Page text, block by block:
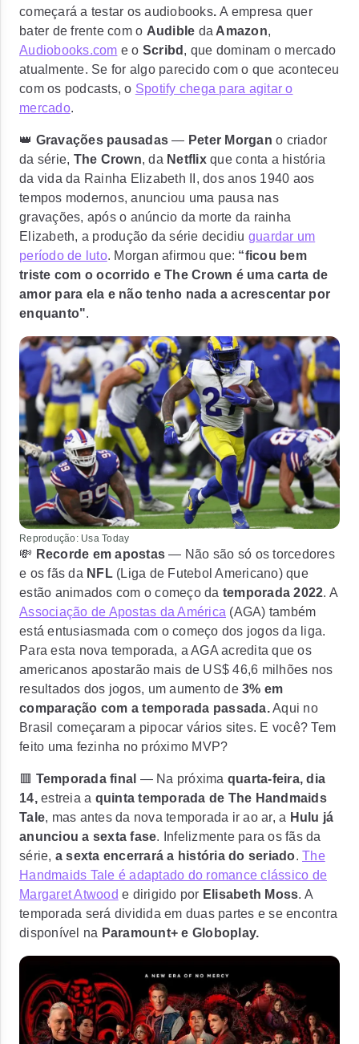
começará a testar os audiobooks. A empresa quer
bater de frente com o Audible da Amazon,
Audiobooks.com e o Scribd , que dominam o mercado
atualmente. Se for algo parecido com o que aconteceu
com os podcasts, o Spotify chega para agitar o
mercado.
👑 Gravações pausadas — Peter Morgan o criador
da série, The Crown, da Netflixque conta a história
da vida da Rainha Elizabeth II, dos anos 1940 aos
tempos modernos, anunciou uma pausa nas
gravações, após o anúncio da morte da rainha
Elizabeth, a produção da série decidiu guardar um
período de luto. Morgan afirmou que: “ficou bem
triste com o ocorrido e The Crown é uma carta de
amor para ela e não tenho nada a acrescentar por
enquanto".
Reprodução: Usa Today
💸 Recorde em apostas — Não são só os torcedores
e os fãs da NFL(Liga de Futebol Americano) que
estão animados com o começo da temporada 2022. A
Associação de Apostas da América (AGA) também
está entusiasmada com o começo dos jogos da liga.
Para esta nova temporada, a AGA acredita que os
americanos apostarão mais de US$ 46,6 milhões nos
resultados dos jogos, um aumento de 3% em
comparação com a temporada passada.Aqui no
Brasil começaram a pipocar vários sites. E você? Tem
feito uma fezinha no próximo MVP?
🟥 Temporada final — Na próxima quarta-feira, dia
14,estreia a quinta temporada de The Handmaids
Tale, mas antes da nova temporada ir ao ar, a Hulu já
anunciou a sexta fase. Infelizmente para os fãs da
série, a sexta encerrará a história do seriado. The
Handmaids Tale é adaptado do romance clássico de
Margaret Atwood e dirigido por Elisabeth Moss. A
temporada será dividida em duas partes e se encontra
disponível na Paramount+ e Globoplay.